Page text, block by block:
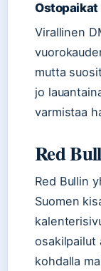
Ostopaikat
Virallinen
mutta
jo
varmistaa
Red
Red Bullin
Suomen
osakilpailut
kohdalla